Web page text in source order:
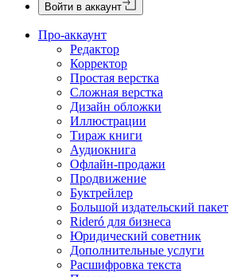
Войти в аккаунт
Про-аккаунт
Редактор
Корректор
Простая верстка
Сложная верстка
Дизайн обложки
Иллюстрации
Тираж книги
Аудиокнига
Офлайн-продажи
Продвижение
Буктрейлер
Большой издательский пакет
Rideró для бизнеса
Юридический советник
Дополнительные услуги
Расшифровка текста